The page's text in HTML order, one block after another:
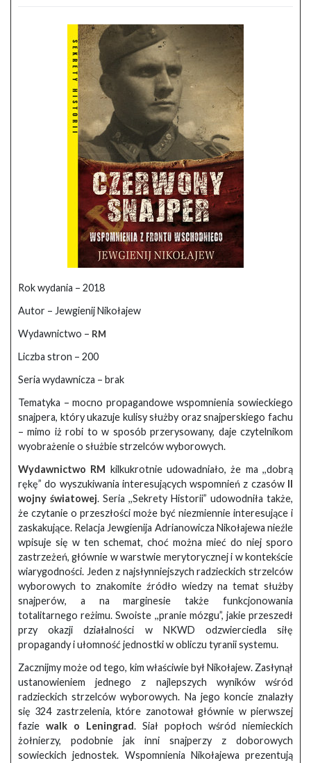
Rok wydania – 2018
Autor – Jewgienij Nikołajew
Wydawnictwo – RM
Liczba stron – 200
Seria wydawnicza – brak
Tematyka – mocno propagandowe wspomnienia sowieckiego
snajpera, który ukazuje kulisy służby oraz snajperskiego fachu
– mimo iż robi to w sposób przerysowany, daje czytelnikom
wyobrażenie o służbie strzelców wyborowych.
Wydawnictwo RM kilkukrotnie udowadniało, że ma ,,dobrą
rękę” do wyszukiwania interesujących wspomnień z czasów II
wojny światowej. Seria ,,Sekrety Historii” udowodniła także,
że czytanie o przeszłości może być niezmiennie interesujące i
zaskakujące. Relacja Jewgienija Adrianowicza Nikołajewa nieźle
wpisuje się w ten schemat, choć można mieć do niej sporo
zastrzeżeń, głównie w warstwie merytorycznej i w kontekście
wiarygodności. Jeden z najsłynniejszych radzieckich strzelców
wyborowych to znakomite źródło wiedzy na temat służby
snajperów, a na marginesie także funkcjonowania
totalitarnego reżimu. Swoiste ,,pranie mózgu”, jakie przeszedł
przy okazji działalności w NKWD odzwierciedla siłę
propagandy i ułomność jednostki w obliczu tyranii systemu.
Zacznijmy może od tego, kim właściwie był Nikołajew. Zasłynął
ustanowieniem jednego z najlepszych wyników wśród
radzieckich strzelców wyborowych. Na jego koncie znalazły
się 324 zastrzelenia, które zanotował głównie w pierwszej
fazie walk o Leningrad. Siał popłoch wśród niemieckich
żołnierzy, podobnie jak inni snajperzy z doborowych
sowieckich jednostek. Wspomnienia Nikołajewa prezentują